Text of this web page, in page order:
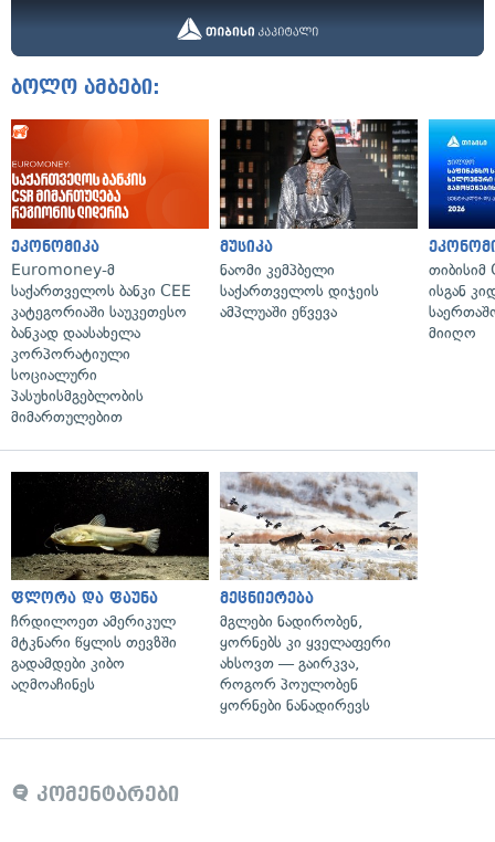
ბოლო ამბები:
ეკონომიკა
Euromoney-მ
საქართველოს ბანკი CEE
კატეგორიაში საუკეთესო
ბანკად დაასახელა
კორპორატიული
სოციალური
პასუხისმგებლობის
მიმართულებით
მუსიკა
ნაომი კემპბელი
საქართველოს დიჯეის
ამპლუაში ეწვევა
ისგან
მიიღო
ფლორა და ფაუნა
ჩრდილოეთ ამერიკულ
მტკნარი წყლის თევზში
გადამდები კიბო
აღმოაჩინეს
მეცნიერება
მგლები ნადირობენ,
ყორნებს კი ყველაფერი
ახსოვთ — გაირკვა,
როგორ პოულობენ
ყორნები ნანადირევს
კომენტარები